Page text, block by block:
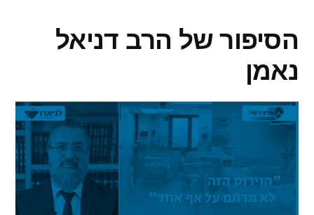
הסיפור של הרב דניאל
נאמן